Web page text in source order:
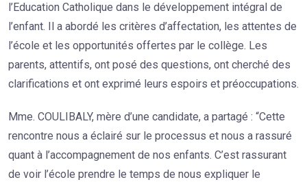
l’Education Catholique dans le développement intégral de
l’enfant. Il a abordé les critères d’affectation, les attentes de
l’école et les opportunités offertes par le collège. Les
parents, attentifs, ont posé des questions, ont cherché des
clarifications et ont exprimé leurs espoirs et préoccupations.
Mme. COULIBALY, mère d’une candidate, a partagé : “Cette
rencontre nous a éclairé sur le processus et nous a rassuré
quant à l’accompagnement de nos enfants. C’est rassurant
de voir l’école prendre le temps de nous expliquer le